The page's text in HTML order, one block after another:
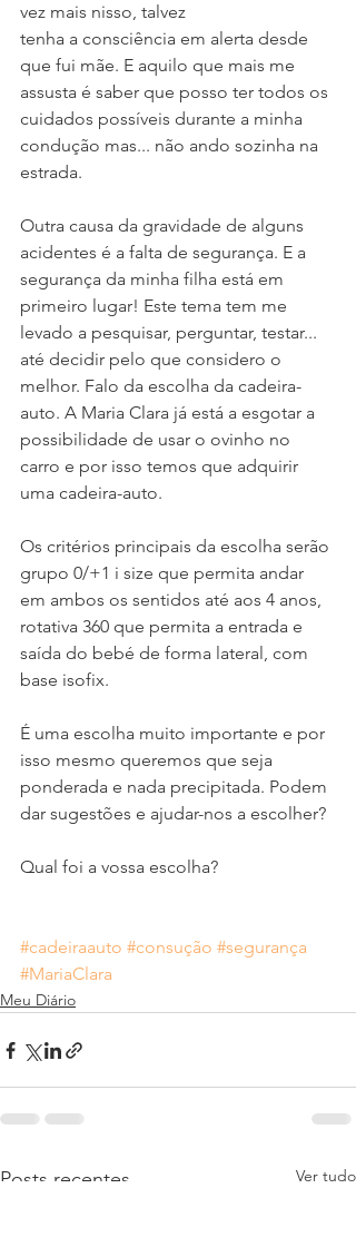
vez mais nisso, talvez
tenha a consciência em alerta desde
que fui mãe. E aquilo que mais me
assusta é saber que posso ter todos os
cuidados possíveis durante a minha
condução mas... não ando sozinha na
estrada.
Outra causa da gravidade de alguns
acidentes é a falta de segurança. E a
segurança da minha filha está em
primeiro lugar! Este tema tem me
levado a pesquisar, perguntar, testar...
até decidir pelo que considero o
melhor. Falo da escolha da cadeira-
auto. A Maria Clara já está a esgotar a
possibilidade de usar o ovinho no
carro e por isso temos que adquirir
uma cadeira-auto.
Os critérios principais da escolha serão
grupo 0/+1 i size que permita andar
em ambos os sentidos até aos 4 anos,
rotativa 360 que permita a entrada e
saída do bebé de forma lateral, com
base isofix.
É uma escolha muito importante e por
isso mesmo queremos que seja
ponderada e nada precipitada. Podem
dar sugestões e ajudar-nos a escolher?
Qual foi a vossa escolha?
#cadeiraauto #consução #segurança
#MariaClara
Meu Diário
Posts recentes Ver tudo